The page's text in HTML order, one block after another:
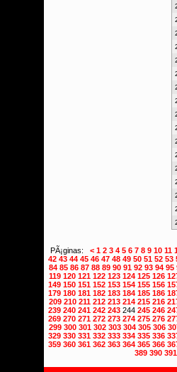
PÃ¡ginas: < 1 2 3 4 5 6 7 8 9 10 11
42 43 44 45 46 47 48 49 50 51 52 53
84 85 86 87 88 89 90 91 92 93 94 95
119 120 121 122 123 124 125 126
149 150 151 152 153 154 155 156
179 180 181 182 183 184 185 186
209 210 211 212 213 214 215 216
239 240 241 242 243 244245 246
269 270 271 272 273 274 275 276
299 300 301 302 303 304 305 306
329 330 331 332 333 334 335 336
359 360 361 362 363 364 365 366
389 390 391